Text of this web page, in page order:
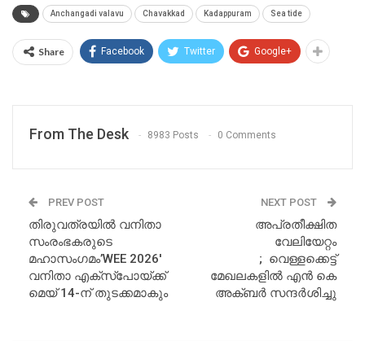
Anchangadi valavu Chavakkad Kadappuram Sea tide
Share Facebook Twitter Google+
From The Desk 8983 Posts 0 Comments
PREV POST
തിരുവത്രയിൽ വനിതാ
സംരംഭകരുടെ
മഹാസംഗമം’WEE 2026′
വനിതാ എക്സ്പോയ്ക്ക്
മെയ് 14-ന് തുടക്കമാകും
NEXT POST
അപ്രതീക്ഷിത
വേലിയേറ്റം
; വെള്ളക്കെട്ട്
മേഖലകളിൽ എൻ കെ
അക്ബർ സന്ദർശിച്ചു